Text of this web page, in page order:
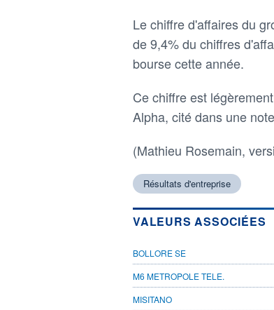
Le chiffre d'affaires du
de 9,4% du chiffres
bourse cette année.
Ce chiffre est
Alpha, cité dans une
(Mathieu Rosemain,
Résultats d'entreprise
VALEURS ASSOCIÉES
BOLLORE SE
M6 METROPOLE TELE.
MISITANO